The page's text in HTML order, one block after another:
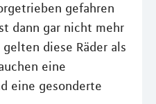
gefahren
dann gar nicht mehr
diese Räder als
eine
eine gesonderte